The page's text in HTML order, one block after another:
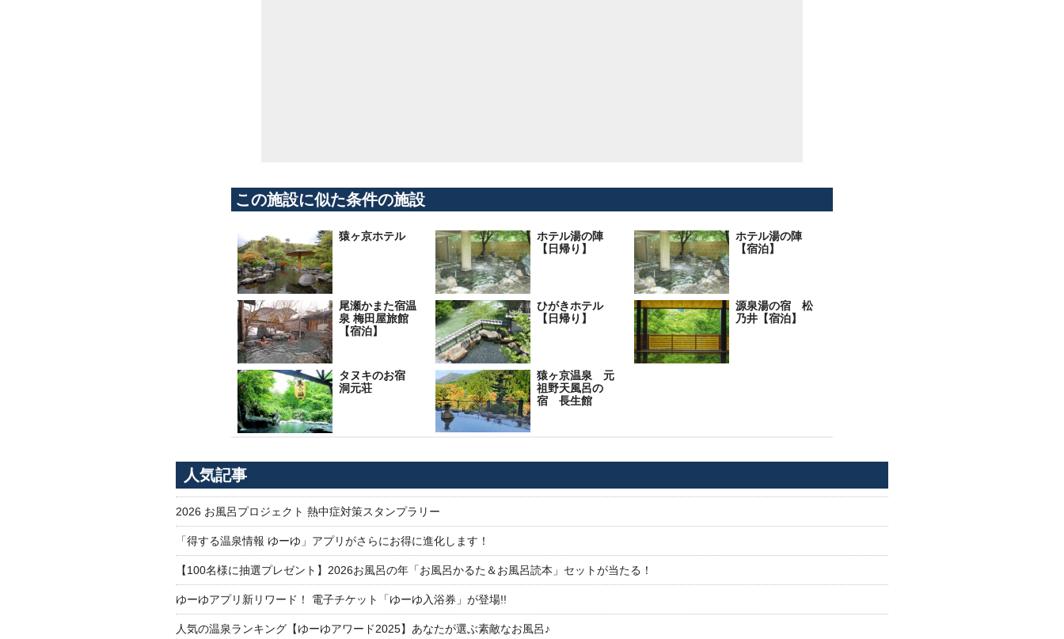
この施設に似た条件の施設
猿ヶ京ホテル
ホテル湯の陣
【日帰り】
ホテル湯の陣
【宿泊】
尾瀬かまた宿温
泉 梅田屋旅館
【宿泊】
ひがきホテル
【日帰り】
源泉湯の宿 松
乃井【宿泊】
タヌキのお宿
洞元荘
猿ヶ京温泉 元
祖野天風呂の
宿 長生館
人気記事
2026 お風呂プロジェクト 熱中症対策スタンプラリー
「得する温泉情報 ゆーゆ」アプリがさらにお得に進化します！
【100名様に抽選プレゼント】2026お風呂の年「お風呂かるた＆お風呂読本」セットが当たる！
ゆーゆアプリ新リワード！ 電子チケット「ゆーゆ入浴券」が登場!!
人気の温泉ランキング【ゆーゆアワード2025】あなたが選ぶ素敵なお風呂♪